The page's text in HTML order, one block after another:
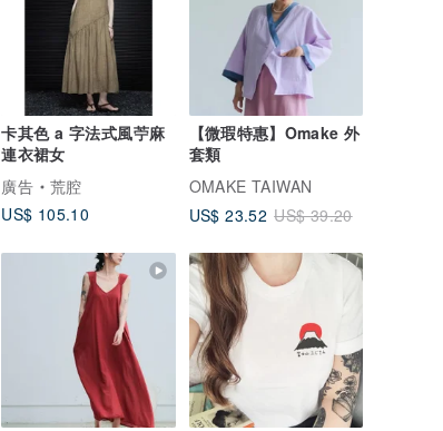
卡其色 a 字法式風苧麻
連衣裙女
廣告
荒腔
US$ 105.10
【微瑕特惠】Omake 外
套類
OMAKE TAIWAN
US$ 23.52 US$ 39.20